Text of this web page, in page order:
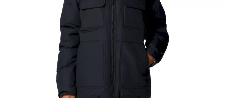
Ridge Insulated Jacketzu meistern? Diese
hüllt dich in Wärme
, selbst wenn der
Schneesturm tobt. Perfekt für nordische Ausflüge oder
Schneeballschlachten im Garten, kombiniert diese
-Jacke dezente
mit ultimativer
Ausgestattet mit einer hochleistungsfähigen,